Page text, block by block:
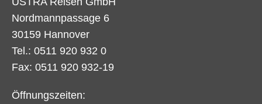
Nordmannpassage 6
30159 Hannover
Tel.: 0511 920 932 0
Fax: 0511 920 932-19
Öffnungszeiten: